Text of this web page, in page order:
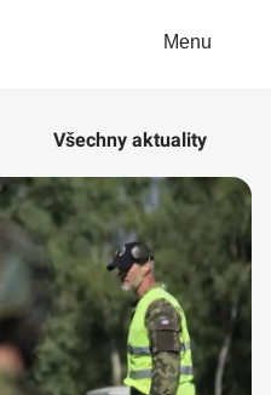
Menu
Všechny aktuality